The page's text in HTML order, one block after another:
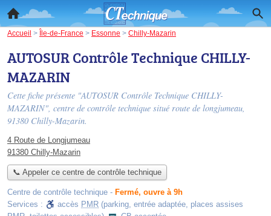
Accueil > Île-de-France > Essonne > Chilly-Mazarin
AUTOSUR Contrôle Technique CHILLY-
MAZARIN
Cette fiche présente "AUTOSUR Contrôle Technique CHILLY-
MAZARIN", centre de contrôle technique situé route de longjumeau,
91380 Chilly-Mazarin.
4 Route de Longjumeau
91380 Chilly-Mazarin
📞 Appeler ce centre de contrôle technique
Centre de contrôle technique - Fermé, ouvre à 9h
Services :
accès PMR (parking, entrée adaptée, places assises